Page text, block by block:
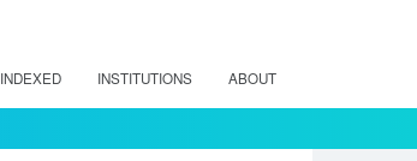
INDEXED INSTITUTIONS ABOUT